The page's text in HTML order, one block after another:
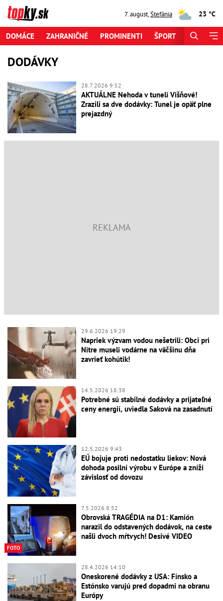
7. august,Štefánia 23 °C
DOMÁCE ZAHRANIČNÉ PROMINENTI ŠPORT
DODÁVKY
28.7.2026 9:52
AKTUÁLNE Nehoda v tuneli Višňové!
Zrazili sa dve dodávky: Tunel je opäť plne
prejazdný
29.6.2026 19:29
Napriek výzvam vodou nešetrili: Obci pri
Nitre museli vodárne na väčšinu dňa
zavrieť kohútik!
14.5.2026 18:38
Potrebné sú stabilné dodávky a prijateľné
ceny energií, uviedla Saková na zasadnutí
12.5.2026 9:43
EÚ bojuje proti nedostatku liekov: Nová
dohoda posilní výrobu v Európe a zníži
závislosť od dovozu
FOTO
7.5.2026 8:52
Obrovská TRAGÉDIA na D1: Kamión
narazil do odstavených dodávok, na ceste
našli dvoch mŕtvych! Desivé VIDEO
28.4.2026 14:10
Oneskorené dodávky z USA: Fínsko a
Estónsko varujú pred dopadmi na obranu
Európy